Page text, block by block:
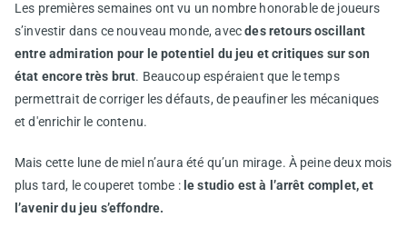
Les premières semaines ont vu un nombre honorable de joueurs
s’investir dans ce nouveau monde, avecdes retours oscillant
entre admiration pour le potentiel du jeu et critiques sur son
état encore très brut. Beaucoup espéraient que le temps
permettrait de corriger les défauts, de peaufiner les mécaniques
et d'enrichir le contenu.
Mais cette lune de miel n’aura été qu’un mirage. À peine deux mois
plus tard, le couperet tombe : le studio est à l’arrêt complet, et
l’avenir du jeu s’effondre.